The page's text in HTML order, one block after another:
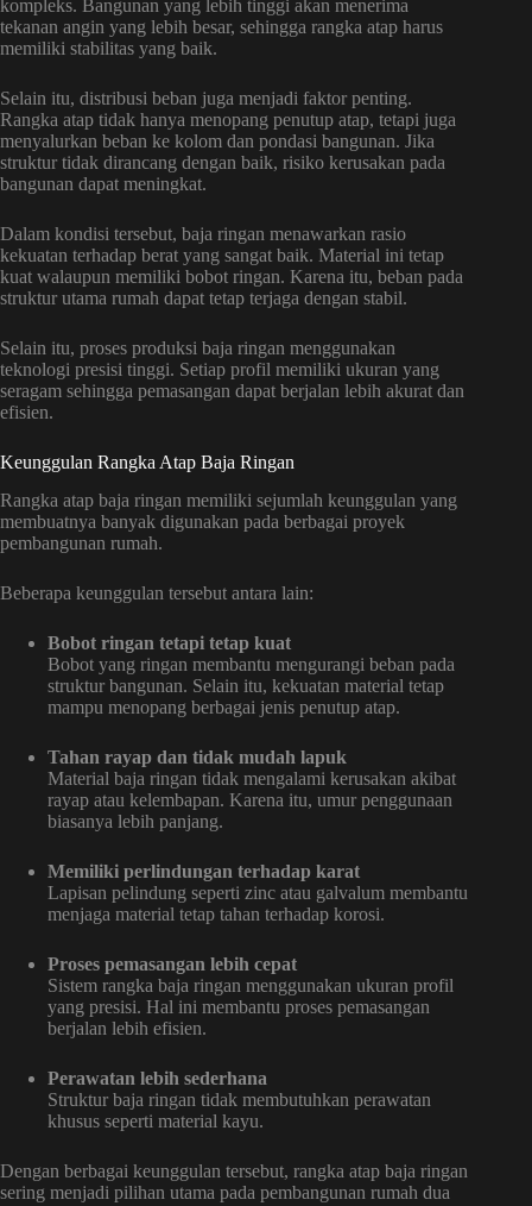
kompleks. Bangunan yang lebih tinggi akan menerima
tekanan angin yang lebih besar, sehingga rangka atap harus
memiliki stabilitas yang baik.
Selain itu, distribusi beban juga menjadi faktor penting.
Rangka atap tidak hanya menopang penutup atap, tetapi juga
menyalurkan beban ke kolom dan pondasi bangunan. Jika
struktur tidak dirancang dengan baik, risiko kerusakan pada
bangunan dapat meningkat.
Dalam kondisi tersebut, baja ringan menawarkan rasio
kekuatan terhadap berat yang sangat baik. Material ini tetap
kuat walaupun memiliki bobot ringan. Karena itu, beban pada
struktur utama rumah dapat tetap terjaga dengan stabil.
Selain itu, proses produksi baja ringan menggunakan
teknologi presisi tinggi. Setiap profil memiliki ukuran yang
seragam sehingga pemasangan dapat berjalan lebih akurat dan
efisien.
Keunggulan Rangka Atap Baja Ringan
Rangka atap baja ringan memiliki sejumlah keunggulan yang
membuatnya banyak digunakan pada berbagai proyek
pembangunan rumah.
Beberapa keunggulan tersebut antara lain:
Bobot ringan tetapi tetap kuat
Bobot yang ringan membantu mengurangi beban pada
struktur bangunan. Selain itu, kekuatan material tetap
mampu menopang berbagai jenis penutup atap.
Tahan rayap dan tidak mudah lapuk
Material baja ringan tidak mengalami kerusakan akibat
rayap atau kelembapan. Karena itu, umur penggunaan
biasanya lebih panjang.
Memiliki perlindungan terhadap karat
Lapisan pelindung seperti zinc atau galvalum membantu
menjaga material tetap tahan terhadap korosi.
Proses pemasangan lebih cepat
Sistem rangka baja ringan menggunakan ukuran profil
yang presisi. Hal ini membantu proses pemasangan
berjalan lebih efisien.
Perawatan lebih sederhana
Struktur baja ringan tidak membutuhkan perawatan
khusus seperti material kayu.
Dengan berbagai keunggulan tersebut, rangka atap baja ringan
sering menjadi pilihan utama pada pembangunan rumah dua